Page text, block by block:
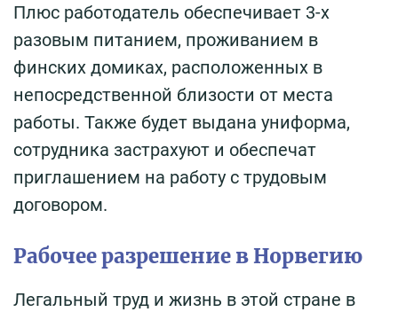
Плюс работодатель обеспечивает 3-х
разовым питанием, проживанием в
финских домиках, расположенных в
непосредственной близости от места
работы. Также будет выдана униформа,
сотрудника застрахуют и обеспечат
приглашением на работу с трудовым
договором.
Рабочее разрешение в Норвегию
Легальный труд и жизнь в этой стране в